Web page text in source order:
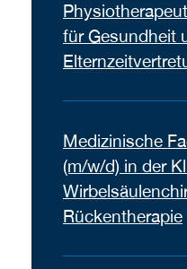
für Gesundheit
Medizinische
(m/w/d) in der
Rückentherapie